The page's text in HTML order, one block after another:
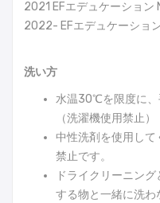
2021 EFエデュケーション
2022- EFエデュケーショ
洗い方
水温30℃を限度に、
（洗濯機使用禁止）
中性洗剤を使用して
禁止です。
ドライクリーニン
する物と一緒に洗わ